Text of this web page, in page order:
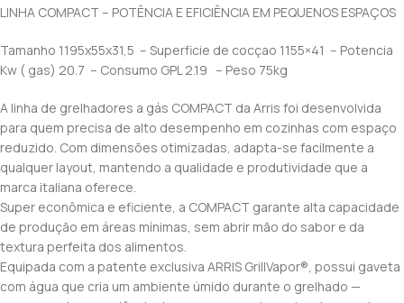
LINHA COMPACT – POTÊNCIA E EFICIÊNCIA EM PEQUENOS ESPAÇOS
Tamanho 1195x55x31,5 – Superficie de cocçao 1155×41 – Potencia
Kw ( gas) 20.7 – Consumo GPL 2.19 – Peso 75kg
A linha de grelhadores a gás COMPACT da Arris foi desenvolvida
para quem precisa de alto desempenho em cozinhas com espaço
reduzido. Com dimensões otimizadas, adapta-se facilmente a
qualquer layout, mantendo a qualidade e produtividade que a
marca italiana oferece.
Super econômica e eficiente, a COMPACT garante alta capacidade
de produção em áreas mínimas, sem abrir mão do sabor e da
textura perfeita dos alimentos.
Equipada com a patente exclusiva ARRIS GrillVapor®, possui gaveta
com água que cria um ambiente úmido durante o grelhado —